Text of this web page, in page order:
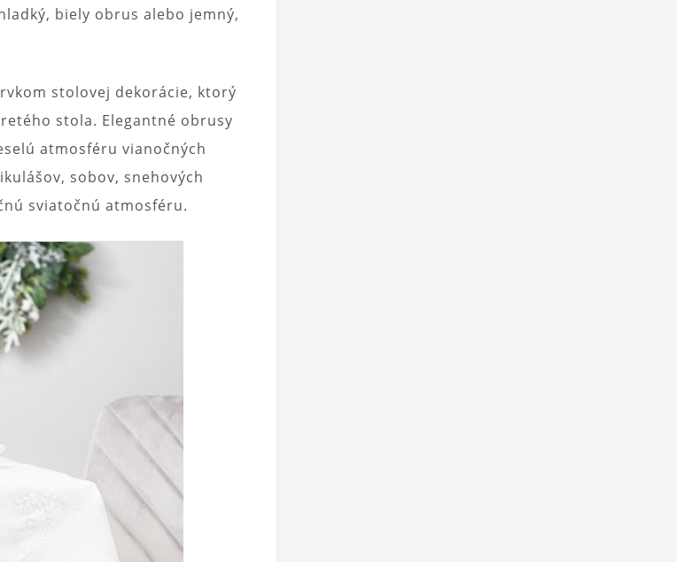
biely obrus alebo jemný,
stolovej dekorácie, ktorý
stola. Elegantné obrusy
atmosféru vianočných
sobov, snehových
sviatočnú atmosféru.